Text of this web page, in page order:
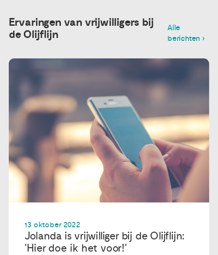
Ervaringen van vrijwilligers bij
de Olijflijn
Alle
berichten ›
13 oktober 2022
Jolanda is vrijwilliger bij de Olijflijn:
'Hier doe ik het voor!'